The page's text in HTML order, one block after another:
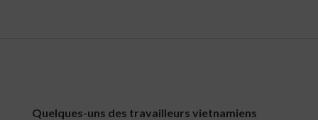
Quelques-uns des travailleurs vietnamiens